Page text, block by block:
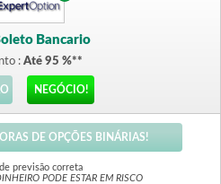
Bancario
: Até 95 %**
NEGÓCIO!
DE OPÇÕES BINÁRIAS!
previsão correta
PODE ESTAR EM RISCO